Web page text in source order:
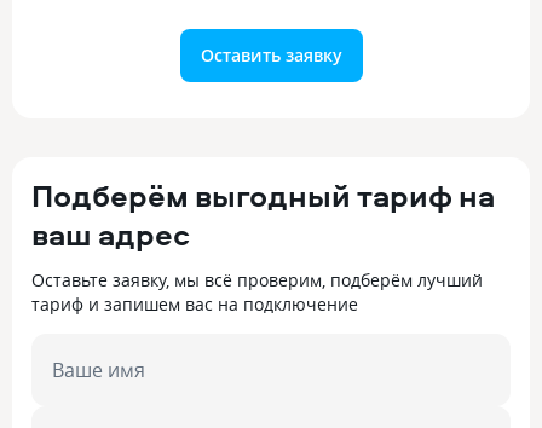
Оставить заявку
Подберём выгодный тариф на
ваш адрес
Оставьте заявку, мы всё проверим, подберём лучший
тариф и запишем вас на подключение
Ваше имя